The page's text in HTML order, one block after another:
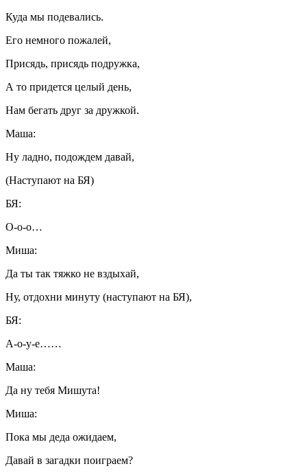
Куда мы подевались.
Его немного пожалей,
Присядь, присядь подружка,
А то придется целый день,
Нам бегать друг за дружкой.
Маша:
Ну ладно, подождем давай,
(Наступают на БЯ)
БЯ:
О-о-о…
Миша:
Да ты так тяжко не вздыхай,
Ну, отдохни минуту (наступают на БЯ),
БЯ:
А-о-у-е……
Маша:
Да ну тебя Мишута!
Миша:
Пока мы деда ожидаем,
Давай в загадки поиграем?